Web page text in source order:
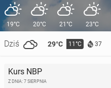
19°C
Dziś 29°C 11°C 37
20°C 21°C 23°C
Kurs NBP
Z DNIA: 7 SIERPNIA